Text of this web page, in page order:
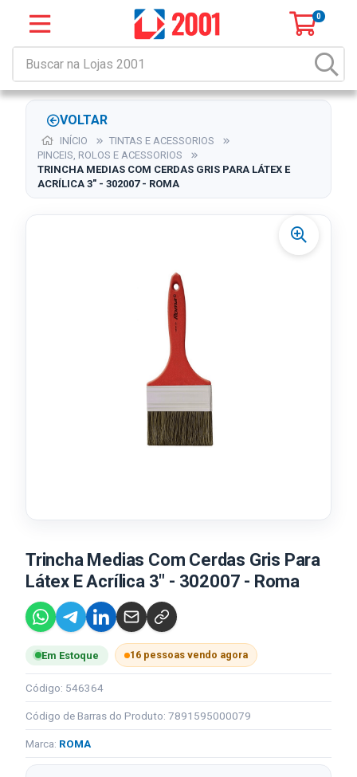
0
VOLTAR
INÍCIO
TINTAS E ACESSORIOS
PINCEIS, ROLOS E ACESSORIOS
TRINCHA MEDIAS COM CERDAS GRIS PARA LÁTEX E
ACRÍLICA 3" - 302007 - ROMA
Trincha Medias Com Cerdas Gris Para
Látex E Acrílica 3" - 302007 - Roma
Em Estoque 16 pessoas vendo agora
Código: 546364
Código de Barras do Produto: 7891595000079
Marca: ROMA